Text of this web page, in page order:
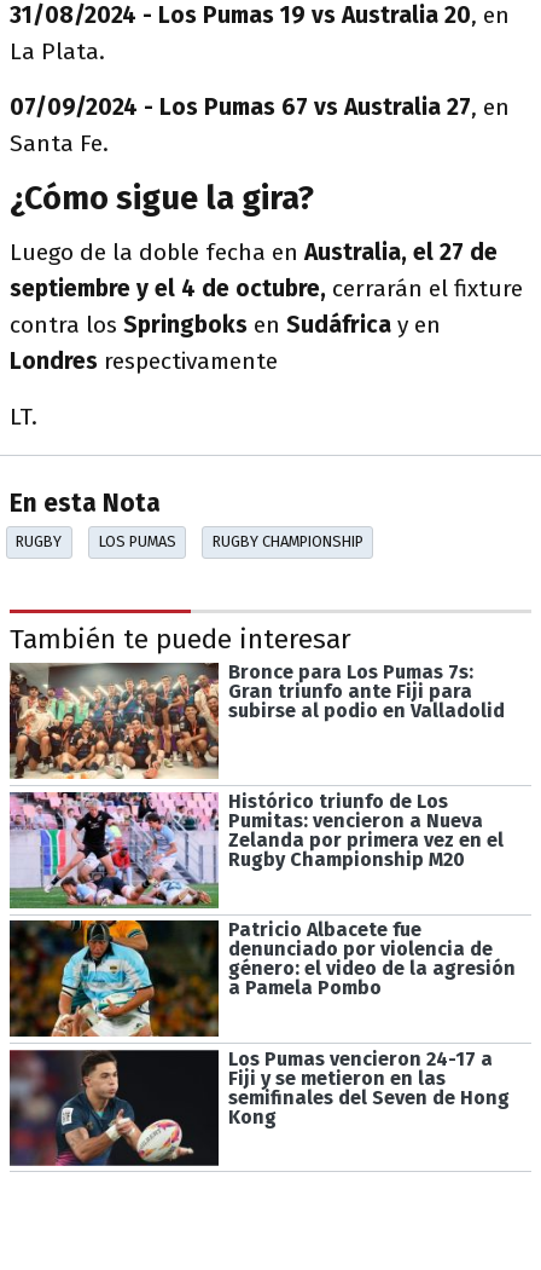
31/08/2024 - Los Pumas 19 vs Australia 20, en
La Plata.
07/09/2024 - Los Pumas 67 vs Australia 27, en
Santa Fe.
¿Cómo sigue la gira?
Luego de la doble fecha en Australia, el 27 de
septiembre y el 4 de octubre, cerrarán el fixture
contra los Springboks en Sudáfrica y en
Londres respectivamente
LT.
En esta Nota
RUGBY LOS PUMAS RUGBY CHAMPIONSHIP
También te puede interesar
Bronce para Los Pumas 7s:
Gran triunfo ante Fiji para
subirse al podio en Valladolid
Histórico triunfo de Los
Pumitas: vencieron a Nueva
Zelanda por primera vez en el
Rugby Championship M20
Patricio Albacete fue
denunciado por violencia de
género: el video de la agresión
a Pamela Pombo
Los Pumas vencieron 24-17 a
Fiji y se metieron en las
semifinales del Seven de Hong
Kong